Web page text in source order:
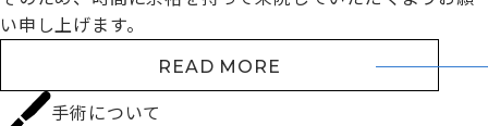
い申し上げます。
READ MORE
手術について